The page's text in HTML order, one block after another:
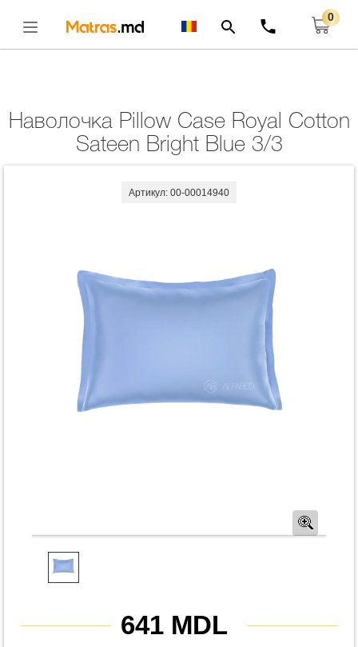
0
Наволочка Pillow Case Royal Cotton Sateen Bright Blue
3/3
Наволочка Pillow Case Royal Cotton
Sateen Bright Blue 3/3
Артикул: 00-00014940
641 MDL